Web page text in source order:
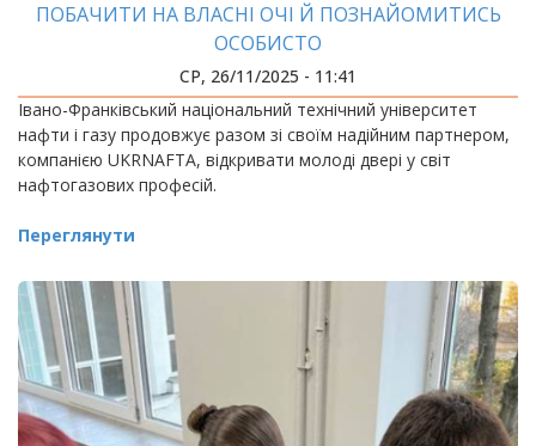
ПОБАЧИТИ НА ВЛАСНІ ОЧІ Й ПОЗНАЙОМИТИСЬ
ОСОБИСТО
СР, 26/11/2025 - 11:41
Івано-Франківський національний технічний університет
нафти і газу продовжує разом зі своїм надійним партнером,
компанією UKRNAFTA, відкривати молоді двері у світ
нафтогазових професій.
Переглянути